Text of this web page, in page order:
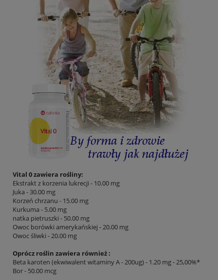
Vital 0 zawiera rośliny:
Ekstrakt z korzenia lukrecji - 10.00 mg
Juka - 30.00 mg
Korzeń chrzanu - 15.00 mg
Kurkuma - 5.00 mg
natka pietruszki - 50.00 mg
Owoc borówki amerykańskiej - 20.00 mg
Owoc śliwki - 20.00 mg
Oprócz roślin zawiera również :
Beta karoten (ekwiwalent witaminy A - 200ug) - 1.20 mg - 25,00%*
Bor - 50.00 mcg